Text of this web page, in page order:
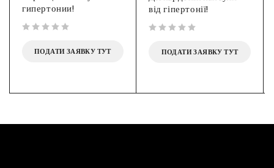
гипертонии!
ПОДАТИ ЗАЯВКУ ТУТ
від гіпертонії!
ПОДАТИ ЗАЯВКУ ТУТ